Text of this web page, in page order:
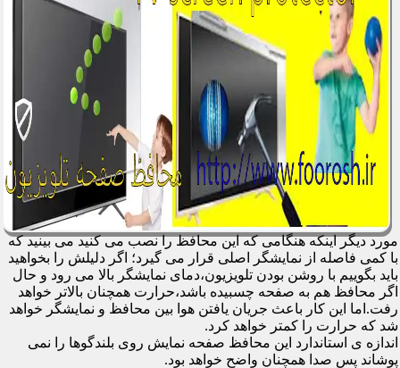
مورد دیگر اینکه هنگامی که این محافظ را نصب می کنید می بینید که
با کمی فاصله از نمایشگر اصلی قرار می گیرد؛ اگر دلیلش را بخواهید
باید بگوییم با روشن بودن تلویزیون،دمای نمایشگر بالا می رود و حال
اگر محافظ هم به صفحه چسبیده باشد،حرارت همچنان بالاتر خواهد
رفت.اما این کار باعث جریان یافتن هوا بین محافظ و نمایشگر خواهد
شد که حرارت را کمتر خواهد کرد.
اندازه ی استاندارد این محافظ صفحه نمایش روی بلندگوها را نمی
پوشاند پس صدا همچنان واضح خواهد بود.